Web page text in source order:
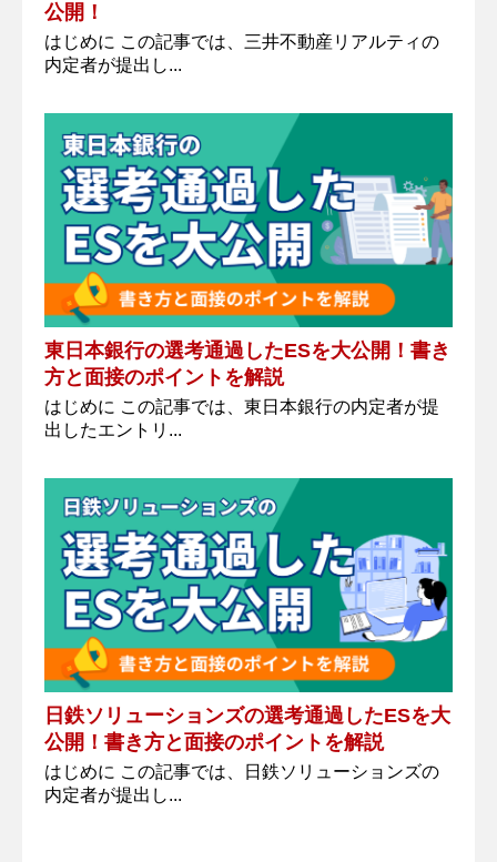
公開！
はじめに この記事では、三井不動産リアルティの
内定者が提出し...
東日本銀行の選考通過したESを大公開！書き
方と面接のポイントを解説
はじめに この記事では、東日本銀行の内定者が提
出したエントリ...
日鉄ソリューションズの選考通過したESを大
公開！書き方と面接のポイントを解説
はじめに この記事では、日鉄ソリューションズの
内定者が提出し...